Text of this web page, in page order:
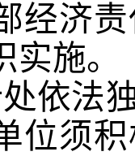
经济
施。
依法
位须